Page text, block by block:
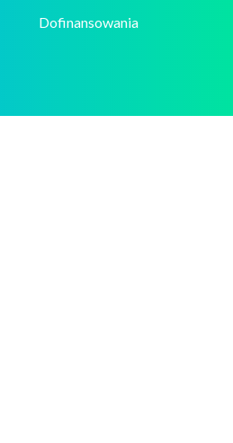
Dofinansowania